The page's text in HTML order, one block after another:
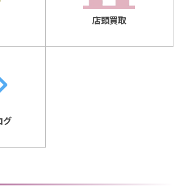
店頭買取
グ